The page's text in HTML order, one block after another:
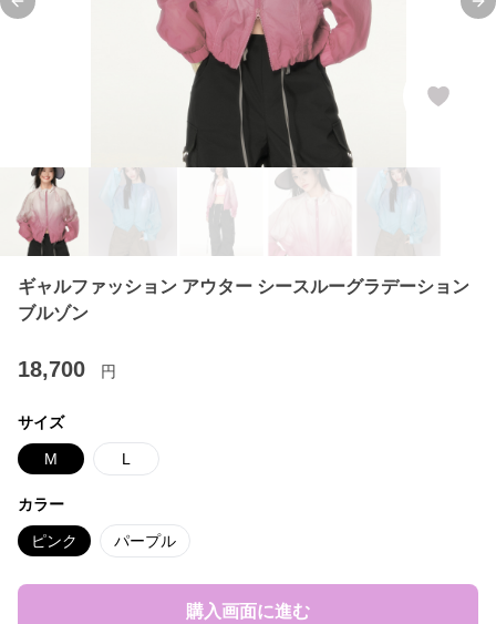
Previous slide
ギャルファッション アウター シースルーグラデーション
ブルゾン
18,700 円
サイズ
M L
カラー
ピンク パープル
購入画面に進む